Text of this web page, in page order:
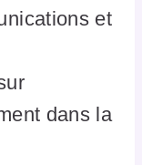
et
dans la